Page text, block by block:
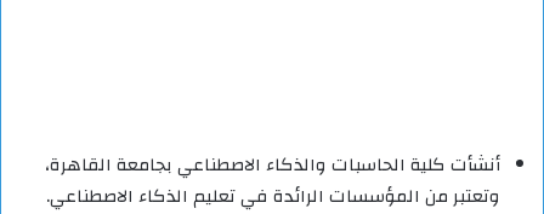
أنشأت كلية الحاسبات والذكاء الاصطناعي بجامعة القاهرة،
وتعتبر من المؤسسات الرائدة في تعليم الذكاء الاصطناعي.